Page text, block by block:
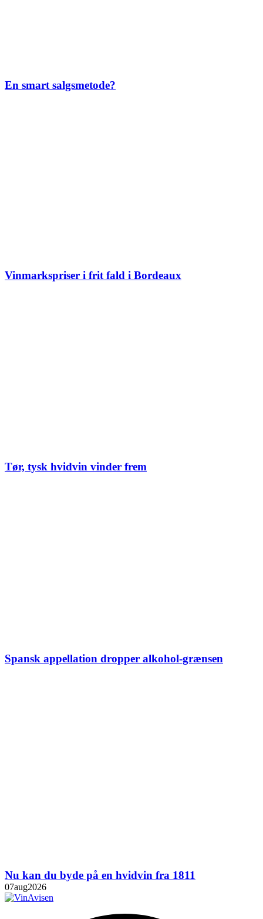
En smart salgsmetode?
Vinmarkspriser i frit fald i Bordeaux
Tør, tysk hvidvin vinder frem
Spansk appellation dropper alkohol-grænsen
Nu kan du byde på en hvidvin fra 1811
07aug2026